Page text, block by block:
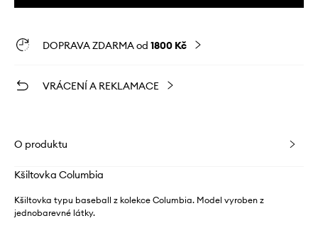
DOPRAVA ZDARMA od 1800 Kč
VRÁCENÍ A REKLAMACE
O produktu
Kšiltovka Columbia
Kšiltovka typu baseball z kolekce Columbia. Model vyroben z
jednobarevné látky.